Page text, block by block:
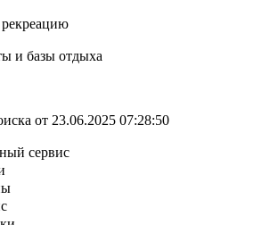
и базы отдыха
от 23.06.2025 07:28:50
сервис